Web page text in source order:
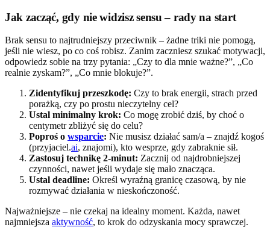
Jak zacząć, gdy nie widzisz sensu – rady na start
Brak sensu to najtrudniejszy przeciwnik – żadne triki nie pomogą,
jeśli nie wiesz, po co coś robisz. Zanim zaczniesz szukać motywacji,
odpowiedz sobie na trzy pytania: „Czy to dla mnie ważne?”, „Co
realnie zyskam?”, „Co mnie blokuje?”.
Zidentyfikuj przeszkodę: Czy to brak energii, strach przed
porażką, czy po prostu nieczytelny cel?
Ustal minimalny krok: Co mogę zrobić dziś, by choć o
centymetr zbliżyć się do celu?
Poproś o wsparcie: Nie musisz działać sam/a – znajdź kogoś
(przyjaciel.ai, znajomi), kto wesprze, gdy zabraknie sił.
Zastosuj technikę 2-minut: Zacznij od najdrobniejszej
czynności, nawet jeśli wydaje się mało znacząca.
Ustal deadline: Określ wyraźną granicę czasową, by nie
rozmywać działania w nieskończoność.
Najważniejsze – nie czekaj na idealny moment. Każda, nawet
najmniejsza aktywność, to krok do odzyskania mocy sprawczej.